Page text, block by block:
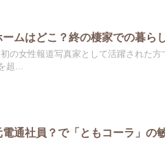
ムはどこ？終の棲家での暮ら
の女性報道写真家として活躍された
超...
通社員？で「ともコーラ」の